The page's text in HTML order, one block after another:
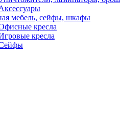
мебель, сейфы, шкафы
кресла
кресла